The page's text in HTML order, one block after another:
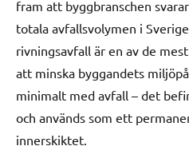
fram att byggbranschen
totala avfallsvolymen i
rivningsavfall är en av de
att minska byggandets
minimalt med avfall – det
och används som ett
innerskiktet.